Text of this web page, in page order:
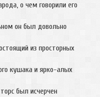
о чем говорили его
он был довольно
из просторных
кушака и ярко-алых
был исчерчен